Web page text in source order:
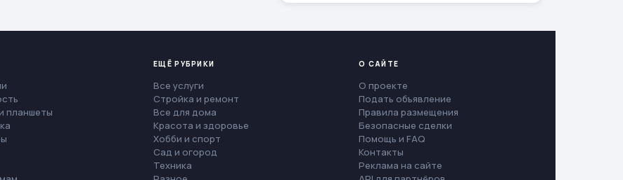
планшеты
ЕЩЁ РУБРИКИ
Все услуги
Стройка и ремонт
Все для дома
Красота и здоровье
Хобби и спорт
Сад и огород
Техника
О САЙТЕ
О проекте
Подать объявление
Правила размещения
Безопасные сделки
Помощь и FAQ
Контакты
Реклама на сайте